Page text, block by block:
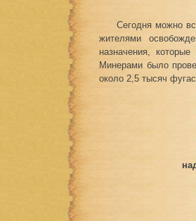
Сегодня можно
жителями
назначения,
Минерами было
около 2,5 тысяч